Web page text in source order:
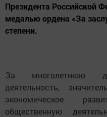
Президента Российской
медалью ордена «За
степени.
За многолетнюю
деятельность,
экономическое
общественную